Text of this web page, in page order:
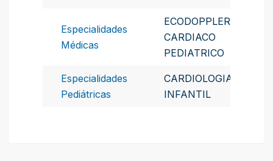
Especialidades
Médicas
ECODOPPLER
CARDIACO
PEDIATRICO
Especialidades
Pediátricas
CARDIOLOGIA
INFANTIL